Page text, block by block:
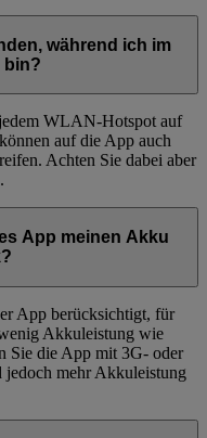
während ich im
bin?
WLAN-Hotspot auf
auf die App auch
Achten Sie dabei aber
App meinen Akku
App berücksichtigt, für
Akkuleistung wie
Sie die App mit 3G- oder
mehr Akkuleistung